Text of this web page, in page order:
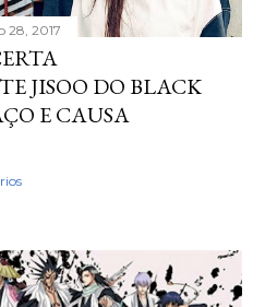
28, 2017
JISOO DO BLACK
E CAUSA